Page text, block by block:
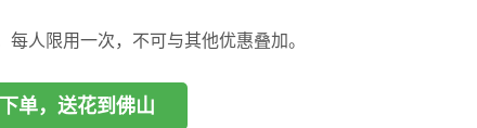
每人限用一次，不可与其他优惠叠加。
单，送花到佛山